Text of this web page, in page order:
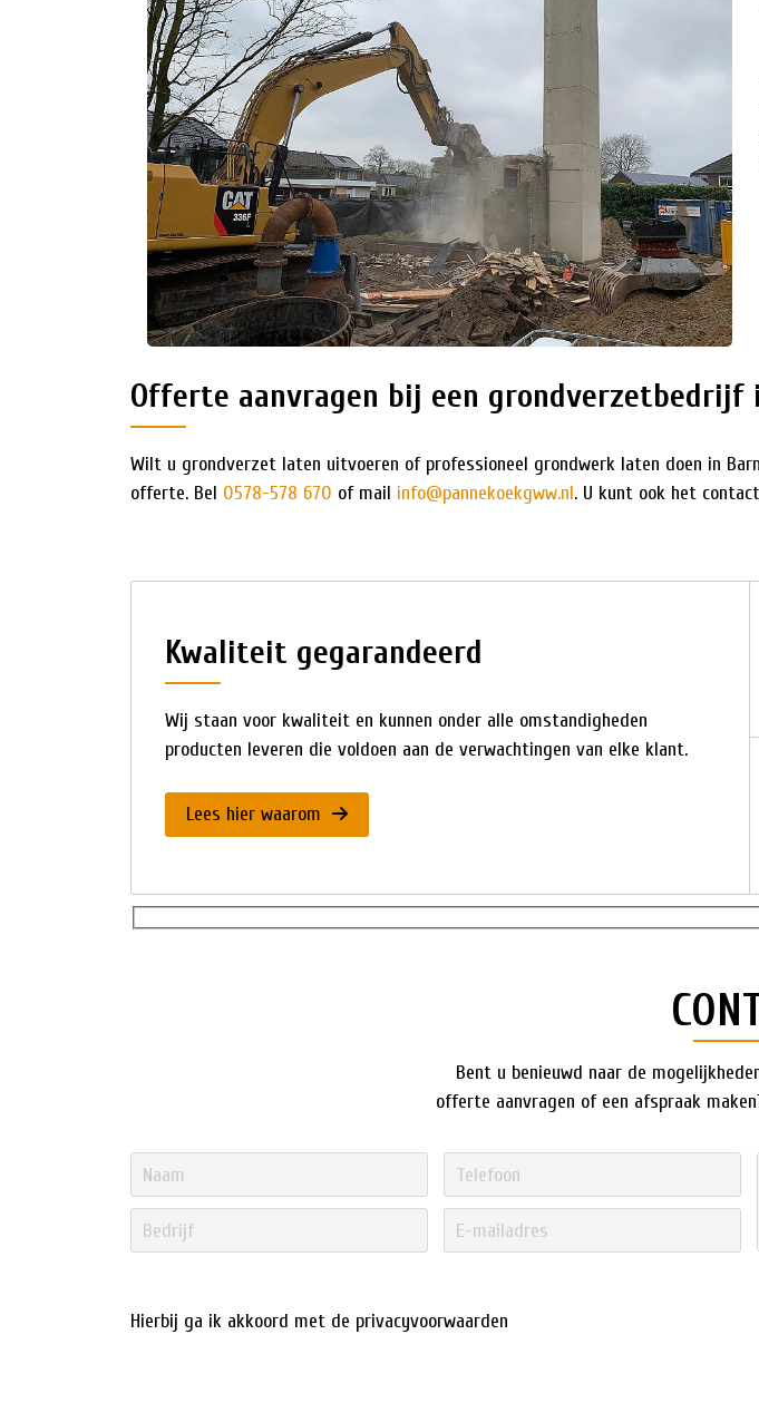
Offerte aanvragen bij een grondverzetbedrijf
Wilt u grondverzet laten uitvoeren of professioneel grondwerk laten doen in
offerte. Bel 0578-578 670 of mail info@pannekoekgww.nl. U kunt ook het
Kwaliteit gegarandeerd
Wij staan voor kwaliteit en kunnen onder alle omstandigheden
producten leveren die voldoen aan de verwachtingen van elke klant.
Lees hier waarom
Bent u benieuwd naar de
offerte aanvragen of een afspraak
Hierbij ga ik akkoord met de privacyvoorwaarden